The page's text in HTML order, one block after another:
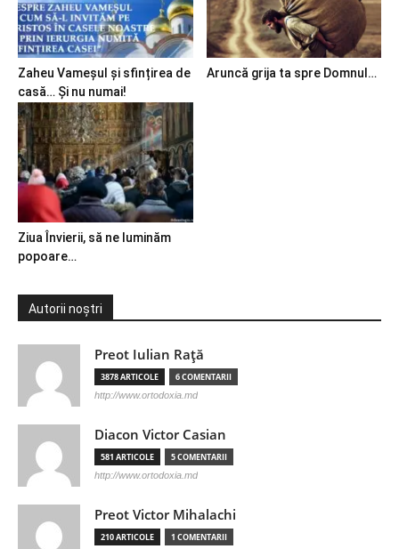
Zaheu Vameșul și sfințirea de
casă… Și nu numai!
Aruncă grija ta spre Domnul…
Ziua Învierii, să ne luminăm
popoare…
Autorii noștri
Preot Iulian Raţă
3878 ARTICOLE 6 COMENTARII
http://www.ortodoxia.md
Diacon Victor Casian
581 ARTICOLE 5 COMENTARII
http://www.ortodoxia.md
Preot Victor Mihalachi
210 ARTICOLE 1 COMENTARII